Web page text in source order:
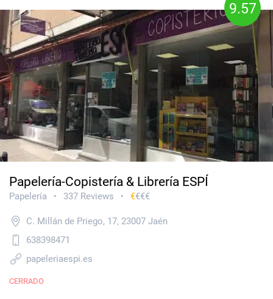
9.57
Papelería-Copistería & Librería ESPÍ
Papelería • 337 Reviews • €€€€
C. Millán de Priego, 17, 23007 Jaén
638398471
papeleriaespi.es
CERRADO